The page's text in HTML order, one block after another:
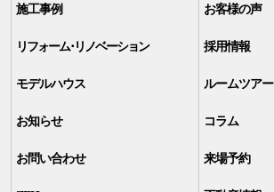
施工事例 お客様の声
リフォーム･リノベーション 採用情報
モデルハウス ルームツアー
お知らせ コラム
お問い合わせ 来場予約